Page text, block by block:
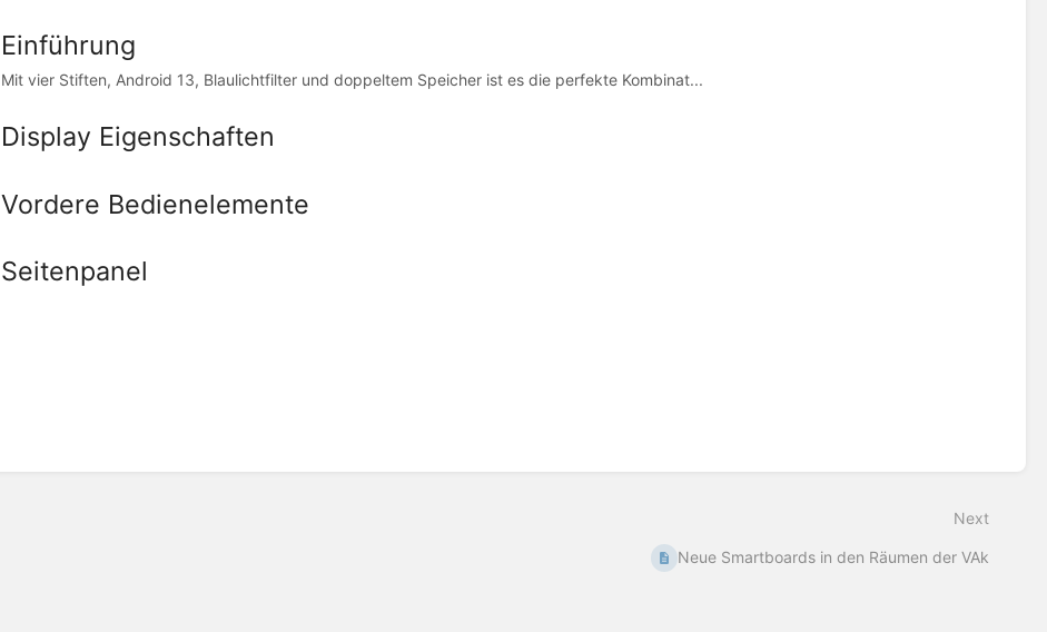
Einführung
Mit vier Stiften, Android 13, Blaulichtfilter und doppeltem Speicher ist es die perfekte Kombinat...
Display Eigenschaften
Vordere Bedienelemente
Seitenpanel
Next
Neue Smartboards in den Räumen der VAk